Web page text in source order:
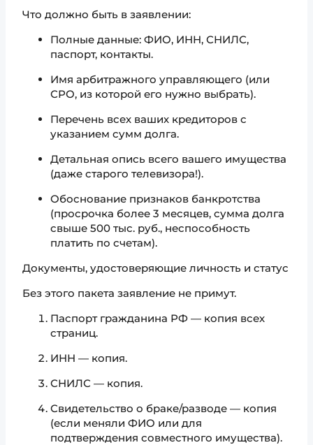
Что должно быть в заявлении:
Полные данные: ФИО, ИНН, СНИЛС,
паспорт, контакты.
Имя арбитражного управляющего (или
СРО, из которой его нужно выбрать).
Перечень всех ваших кредиторов с
указанием сумм долга.
Детальная опись всего вашего имущества
(даже старого телевизора!).
Обоснование признаков банкротства
(просрочка более 3 месяцев, сумма долга
свыше 500 тыс. руб., неспособность
платить по счетам).
Документы, удостоверяющие личность и статус
Без этого пакета заявление не примут.
Паспорт гражданина РФ — копия всех
страниц.
ИНН — копия.
СНИЛС — копия.
Свидетельство о браке/разводе — копия
(если меняли ФИО или для
подтверждения совместного имущества).